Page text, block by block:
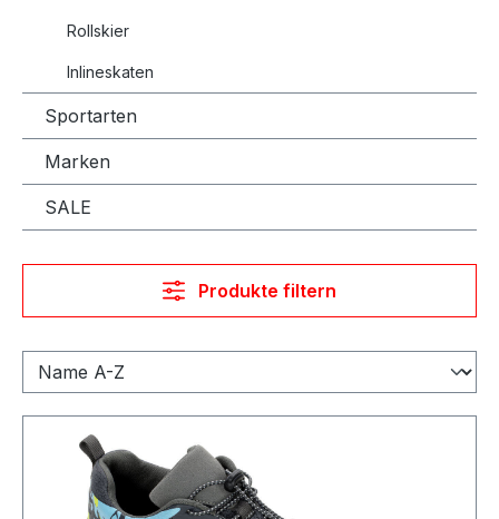
Rollskier
Inlineskaten
Sportarten
Marken
SALE
Produkte filtern